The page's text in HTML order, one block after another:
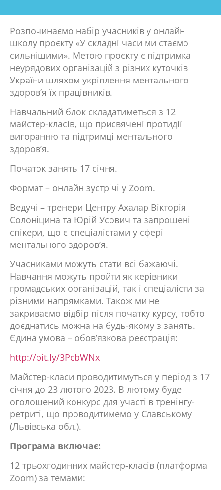
Розпочинаємо набір учасників у онлайн
школу проєкту «У складні часи ми стаємо
сильнішими». Метою проєкту є підтримка
неурядових організацій з різних куточків
України шляхом укріплення ментального
здоров’я їх працівників.
Навчальний блок складатиметься з 12
майстер-класів, що присвячені протидії
вигоранню та підтримці ментального
здоров’я.
Початок занять 17 січня.
Формат – онлайн зустрічі у Zoom.
Ведучі – тренери Центру Ахалар Вікторія
Солоніцина та Юрій Усович та запрошені
спікери, що є спеціалістами у сфері
ментального здоров’я.
Учасниками можуть стати всі бажаючі.
Навчання можуть пройти як керівники
громадських організацій, так і спеціалісти за
різними напрямками. Також ми не
закриваємо відбір після початку курсу, тобто
доєднатись можна на будь-якому з занять.
Єдина умова – обов’язкова реєстрація:
http://bit.ly/3PcbWNx
Майстер-класи проводитимуться у період з 17
січня до 23 лютого 2023. В лютому буде
оголошений конкурс для участі в тренінгу-
ретриті, що проводитимемо у Славському
(Львівська обл.).
Програма включає:
12 трьохгодинних майстер-класів (платформа
Zoom) за темами: